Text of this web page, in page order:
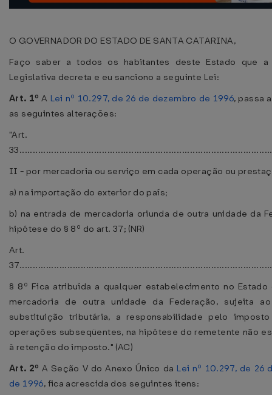
O GOVERNADOR DO ESTADO DE SANTA CATARINA,
Faço saber a todos os habitantes deste Estado que a
Legislativa decreta e eu sanciono a seguinte Lei:
Art. 1º A Lei nº 10.297, de 26 de dezembro de 1996, passa
as seguintes alterações:
"Art.
II - por mercadoria ou serviço em cada operação ou
a) na importação do exterior do país;
b) na entrada de mercadoria oriunda de outra unidade da
hipótese do § 8º do art. 37; (NR)
Art.
§ 8º Fica atribuída a qualquer estabelecimento no
mercadoria de outra unidade da Federação, sujeita
substituição tributária, a responsabilidade pelo
operações subseqüentes, na hipótese do remetente não
à retenção do imposto." (AC)
Art. 2º A Seção V do Anexo Único da Lei nº 10.297, de 26
de 1996, fica acrescida dos seguintes itens: